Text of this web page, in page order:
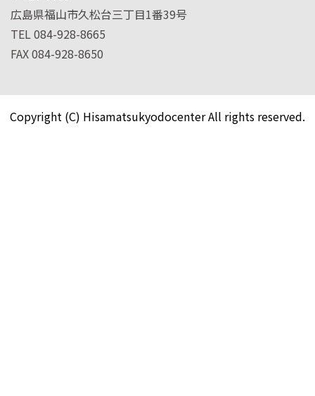
広島県福山市久松台三丁目1番39号
TEL 084-928-8665
FAX 084-928-8650
Copyright (C) Hisamatsukyodocenter All rights reserved.